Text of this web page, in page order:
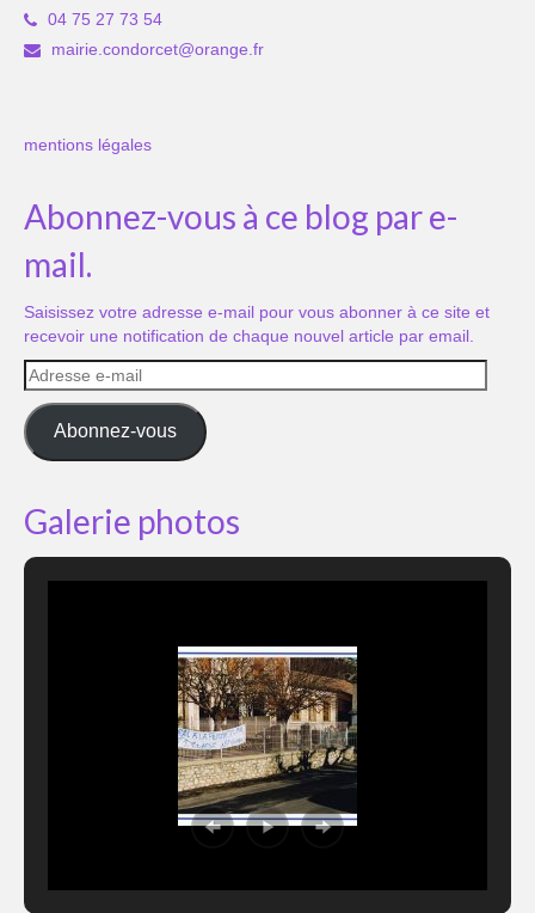
04 75 27 73 54
mairie.condorcet@orange.fr
mentions légales
Abonnez-vous à ce blog par e-
mail.
Saisissez votre adresse e-mail pour vous abonner à ce site et
recevoir une notification de chaque nouvel article par email.
Adresse
e-
mail
Abonnez-vous
Galerie photos